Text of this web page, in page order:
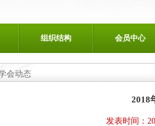
组织结构 会员中心
会动态
2018
发表时间：